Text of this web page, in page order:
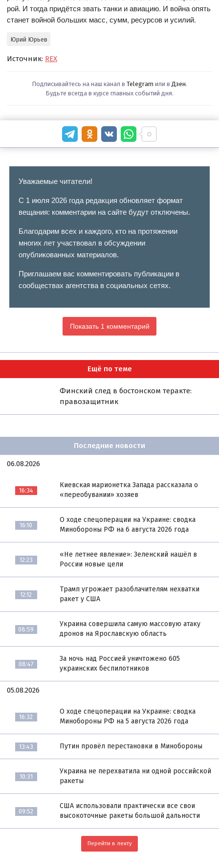
рой. И тогда придётся звать танки и авиацию. И война опять
станет войной больших масс, сумм, ресурсов и усилий.
Юрий Юрьев
Источник: REX
Подписывайтесь на наш канал в Telegram или в Дзен.
Будьте всегда в курсе главных событий дня.
Уважаемые читатели!
С 1 июля 2026 года редакция обновляет формат
вещания: комментарии на сайте будут отключены.
Благодарим всех и каждого, кто на протяжении
многих лет участвовал в обсуждении
опубликованных материалов.
Приглашаем вас комментировать публикации в
сообществах агентства в социальных сетях.
Показать 1 комментарий
Ещё по теме
Финский след в бостонском теракте:
правозащитник
Последние новости
06.08.2026
16:34
Киевская марионетка Запада рассказала о
«переобувании» хозяев
16:10
О ходе спецоперации на Украине: сводка
Минобороны РФ на 6 августа 2026 года
12:23
«Не летнее явление»: Зеленский нашёл в
России новые цели
12:12
Трамп угрожает разоблачителям нехватки
ракет у США
08:59
Украина совершила самую массовую атаку
дронов на Ярославскую область
08:47
За ночь над Россией уничтожено 605
украинских беспилотников
05.08.2026
16:32
О ходе спецоперации на Украине: сводка
Минобороны РФ на 5 августа 2026 года
13:43 Путин провёл перестановки в Минобороны
10:31
Украина не перехватила ни одной российской
ракеты
09:52
США использовали практически все свои
высокоточные ракеты большой дальности
Перейти в ленту